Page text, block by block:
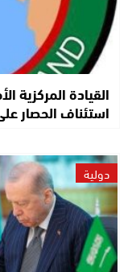
استئناف الحصار
دولية